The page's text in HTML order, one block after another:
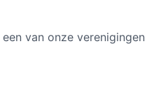
van onze